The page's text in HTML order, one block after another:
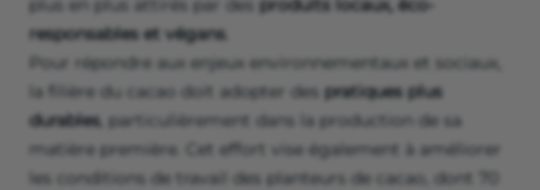
plus en plus attirés par des produits locaux, éco-
responsables et végans.
Pour répondre aux enjeux environnementaux et sociaux,
la filière du cacao doit adopter des pratiques plus
durables, particulièrement dans la production de sa
matière première. Cet effort vise également à améliorer
les conditions de travail des planteurs de cacao, dont 70